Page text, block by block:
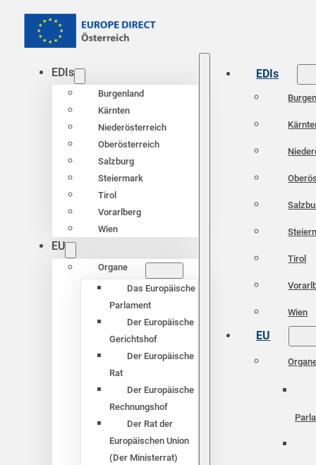
EDIs
Burgenland
Kärnten
Niederösterreich
Oberösterreich
Salzburg
Steiermark
Tirol
Vorarlberg
Wien
EU
Organe
Das Europäische
Parlament
Der Europäische
Gerichtshof
Der Europäische
Rat
Der Europäische
Rechnungshof
Der Rat der
Europäischen Union
(Der Ministerrat)
EDIs
Tirol
Wien
EU